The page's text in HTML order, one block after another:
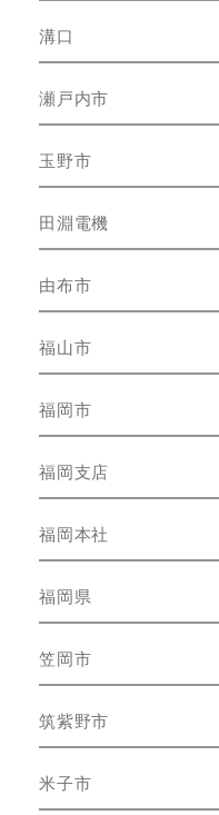
溝口
瀬戸内市
玉野市
田淵電機
由布市
福山市
福岡市
福岡支店
福岡本社
福岡県
笠岡市
筑紫野市
米子市